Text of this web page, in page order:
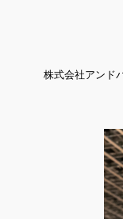
株式会社アンド